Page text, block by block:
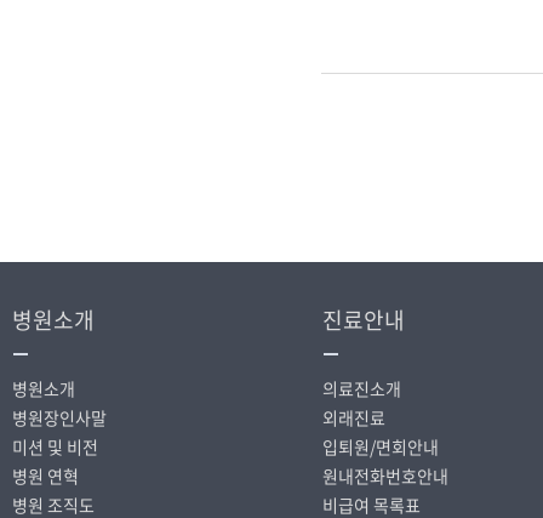
병원소개
병원소개
병원장인사말
미션 및 비전
병원 연혁
병원 조직도
진료안내
의료진소개
외래진료
입퇴원/면회안내
원내전화번호안내
비급여 목록표